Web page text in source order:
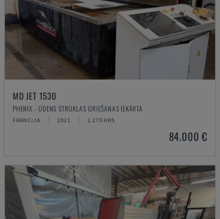
MD JET 1530
PHENIX - ŪDENS STRŪKLAS GRIEŠANAS IEKĀRTA
FRANCIJA 2021 1.270 HRS
84.000 €